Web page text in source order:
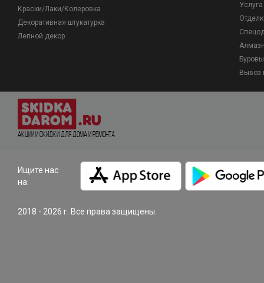
Краски/Лаки/Колеровка
Декоративная штукатурка
Лепной декор
Вывоз
Акции и Скидки для дома и ремонта
Ищите нас
на:
2018 - 2026 г. Все права защищены.